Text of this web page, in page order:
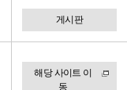
게시판
해당 사이트 이
동